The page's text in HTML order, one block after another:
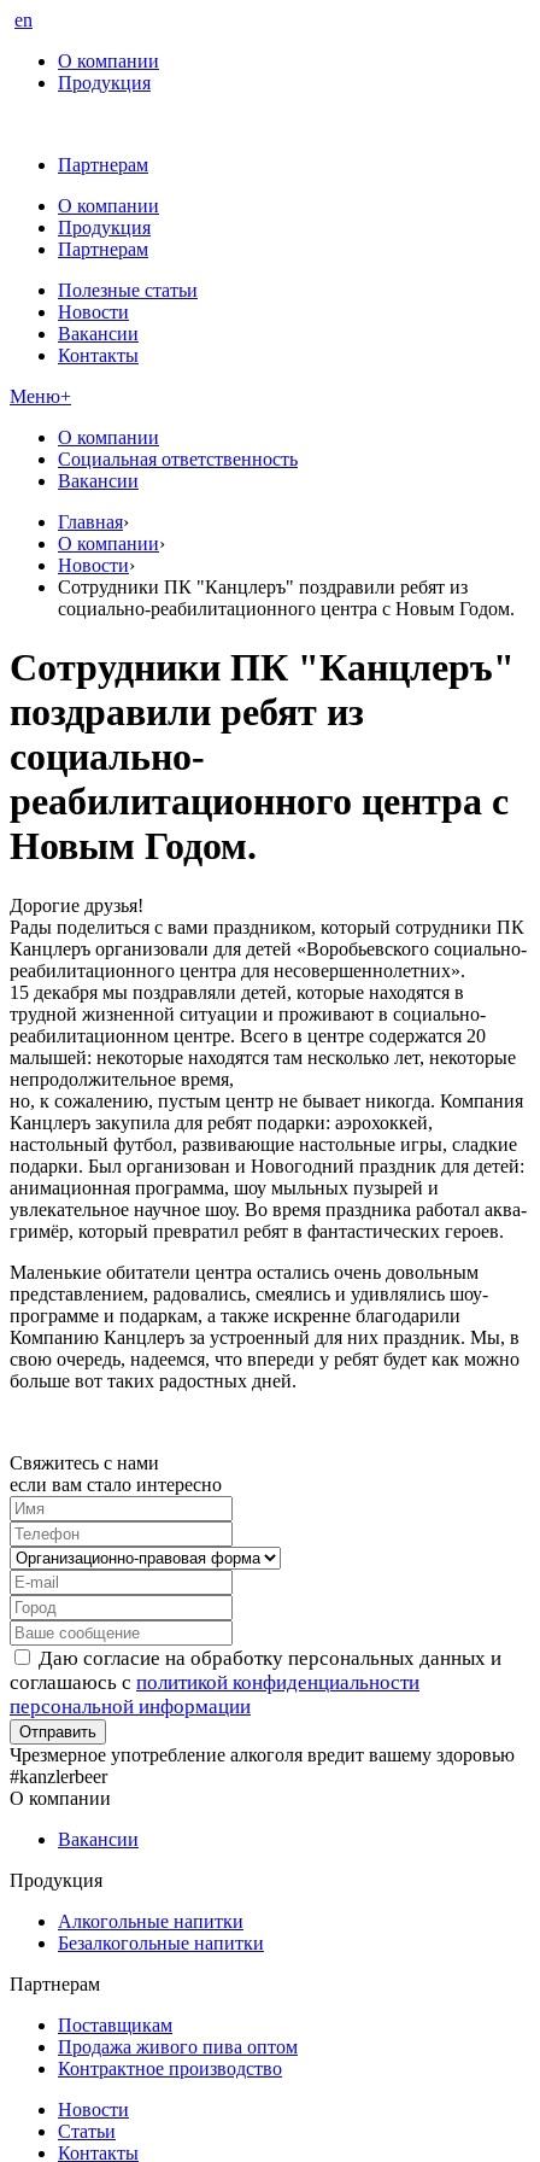
en
О компании
Продукция
Партнерам
О компании
Продукция
Партнерам
Полезные статьи
Новости
Вакансии
Контакты
Меню+
О компании
Социальная ответственность
Вакансии
Главная›
О компании›
Новости›
Сотрудники ПК "Канцлеръ" поздравили ребят из
социально-реабилитационного центра с Новым Годом.
Сотрудники ПК "Канцлеръ"
поздравили ребят из
социально-
реабилитационного центра с
Новым Годом.
Дорогие друзья!
Рады поделиться с вами праздником, который сотрудники ПК
Канцлеръ организовали для детей «Воробьевского социально-
реабилитационного центра для несовершеннолетних».
15 декабря мы поздравляли детей, которые находятся в
трудной жизненной ситуации и проживают в социально-
реабилитационном центре. Всего в центре содержатся 20
малышей: некоторые находятся там несколько лет, некоторые
непродолжительное время,
но, к сожалению, пустым центр не бывает никогда. Компания
Канцлеръ закупила для ребят подарки: аэрохоккей,
настольный футбол, развивающие настольные игры, сладкие
подарки. Был организован и Новогодний праздник для детей:
анимационная программа, шоу мыльных пузырей и
увлекательное научное шоу. Во время праздника работал аква-
гримёр, который превратил ребят в фантастических героев.
Маленькие обитатели центра остались очень довольным
представлением, радовались, смеялись и удивлялись шоу-
программе и подаркам, а также искренне благодарили
Компанию Канцлеръ за устроенный для них праздник. Мы, в
свою очередь, надеемся, что впереди у ребят будет как можно
больше вот таких радостных дней.
Свяжитесь с нами
если вам стало интересно
Даю согласие на обработку персональных данных и
соглашаюсь с политикой конфиденциальности
персональной информации
Чрезмерное употребление алкоголя вредит вашему здоровью
#kanzlerbeer
О компании
Вакансии
Продукция
Алкогольные напитки
Безалкогольные напитки
Партнерам
Поставщикам
Продажа живого пива оптом
Контрактное производство
Новости
Статьи
Контакты